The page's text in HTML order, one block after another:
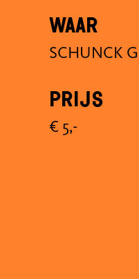
Waar
SCHUNCK
Prijs
€ 5,-